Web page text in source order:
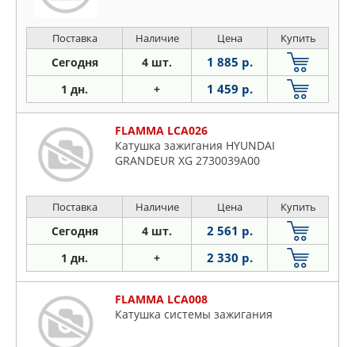
Поставка Наличие Цена Купить
Сегодня 4 шт. 1 885 р.
1 дн. + 1 459 р.
FLAMMA LCA026
Катушка зажигания HYUNDAI
GRANDEUR XG 2730039A00
Поставка Наличие Цена Купить
Сегодня 4 шт. 2 561 р.
1 дн. + 2 330 р.
FLAMMA LCA008
Катушка системы зажигания